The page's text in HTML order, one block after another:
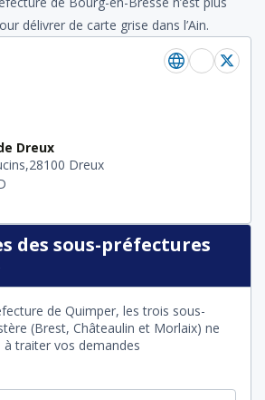
délivrer de carte grise dans l’Ain.
Dreux
Dreux
des sous-préfectures
de Quimper, les trois sous-
(Brest, Châteaulin et Morlaix) ne
traiter vos demandes